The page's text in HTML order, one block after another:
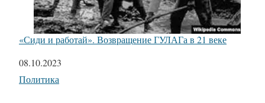
«Сиди и работай». Возвращение ГУЛАГа в 21 веке
Дата
08.10.2023
Относится к
Политика